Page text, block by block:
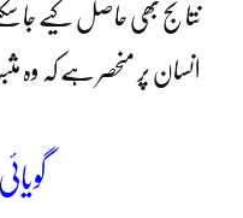
نتائج بھی حاصل کیے جا
انسان پر منحصر ہے کہ وہ